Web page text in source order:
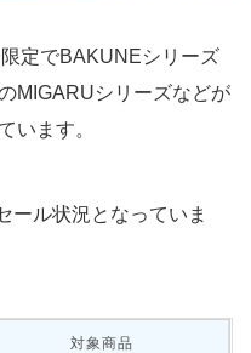
定でBAKUNEシリーズ
MIGARUシリーズなどが
います。
ール状況となっていま
対象商品